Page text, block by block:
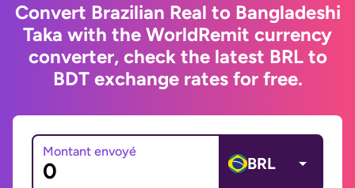
Convert Brazilian Real to Bangladeshi
Taka with the WorldRemit currency
converter, check the latest BRL to
BDT exchange rates for free.
Montant envoyé
BRL